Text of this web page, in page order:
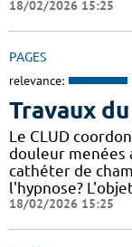
18/02/2026 15:25
PAGES
relevance:
Travaux
Le CLUD
douleur menées
cathéter de
l'hypnose?
18/02/2026 15:25